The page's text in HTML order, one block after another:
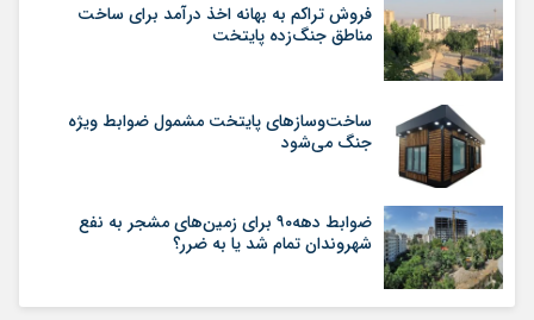
فروش تراکم به بهانه اخذ درآمد برای ساخت
مناطق جنگ‌زده پایتخت
ساخت‌وسازهای پایتخت مشمول ضوابط ویژه
جنگ می‌شود
ضوابط دهه۹۰ برای زمین‌های مشجر به نفع
شهروندان تمام شد یا به ضرر؟